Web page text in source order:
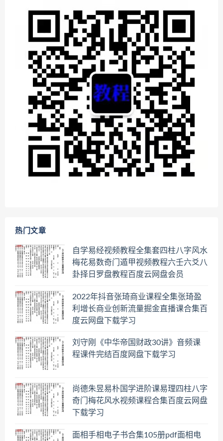
热门文章
自学易经视频教程全集套四柱八字风水
梅花易数奇门遁甲视频教程六壬六爻八
卦择日罗盘教程百度云网盘会员
2022年抖音张琦商业课程全集张琦盈
利增长商业创新流量掘金直播课合集百
度云网盘下载学习
刘守刚《中华帝国财政30讲》音频课
程课件完结百度网盘下载学习
尚德朱昱易朴国学进阶课易理四柱八字
奇门梅花风水视频课程合集百度云网盘
下载学习
面相手相电子书合集105册pdf面相电